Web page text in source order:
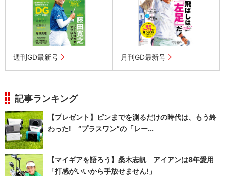
週刊GD最新号 月刊GD最新号
記事ランキング
【プレゼント】ピンまでを測るだけの時代は、もう終
わった! “プラスワン”の「レー...
【マイギアを語ろう】桑木志帆 アイアンは8年愛用
「打感がいいから手放せません!」